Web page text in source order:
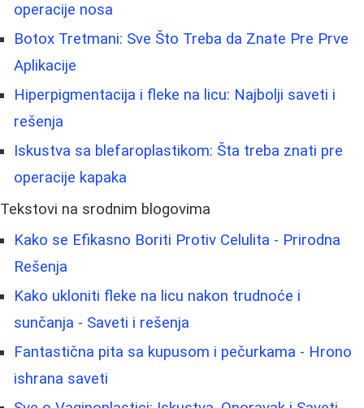
operacije nosa
Botox Tretmani: Sve Što Treba da Znate Pre Prve
Aplikacije
Hiperpigmentacija i fleke na licu: Najbolji saveti i
rešenja
Iskustva sa blefaroplastikom: Šta treba znati pre
operacije kapaka
Tekstovi na srodnim blogovima
Kako se Efikasno Boriti Protiv Celulita - Prirodna
Rešenja
Kako ukloniti fleke na licu nakon trudnoće i
sunčanja - Saveti i rešenja
Fantastična pita sa kupusom i pečurkama - Hrono
ishrana saveti